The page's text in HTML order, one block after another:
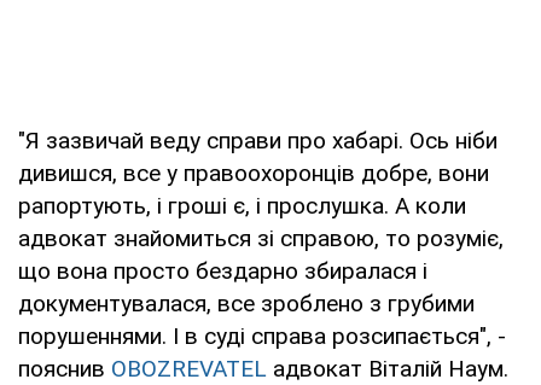
"Я зазвичай веду справи про хабарі. Ось ніби
дивишся, все у правоохоронців добре, вони
рапортують, і гроші є, і прослушка. А коли
адвокат знайомиться зі справою, то розуміє,
що вона просто бездарно збиралася і
документувалася, все зроблено з грубими
порушеннями. І в суді справа розсипається", -
пояснив OBOZREVATEL адвокат Віталій Наум.